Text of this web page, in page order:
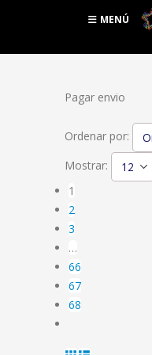
MENÚ
Pagar envio
Ordenar por:
Mostrar:
1
2
3
…
66
67
68